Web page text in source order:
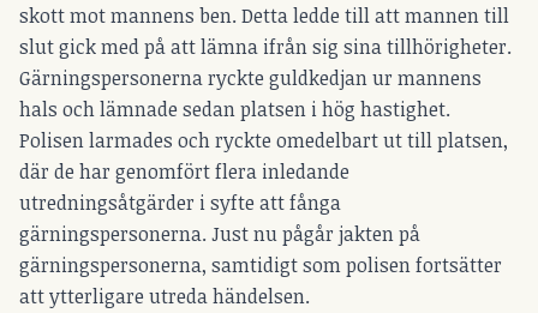
skott mot mannens ben. Detta ledde till att mannen till
slut gick med på att lämna ifrån sig sina tillhörigheter.
Gärningspersonerna ryckte guldkedjan ur mannens
hals och lämnade sedan platsen i hög hastighet.
Polisen larmades och ryckte omedelbart ut till platsen,
där de har genomfört flera inledande
utredningsåtgärder i syfte att fånga
gärningspersonerna. Just nu pågår jakten på
gärningspersonerna, samtidigt som polisen fortsätter
att ytterligare utreda händelsen.